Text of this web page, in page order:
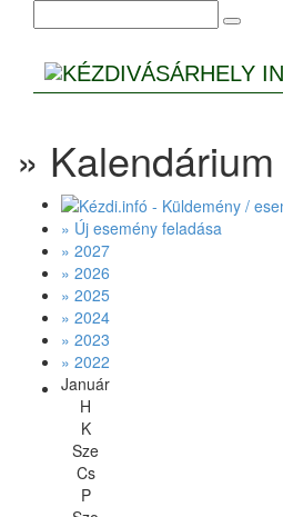
» Kalendárium
» Új esemény feladása
» 2027
» 2026
» 2025
» 2024
» 2023
» 2022
Január
H
K
Sze
Cs
P